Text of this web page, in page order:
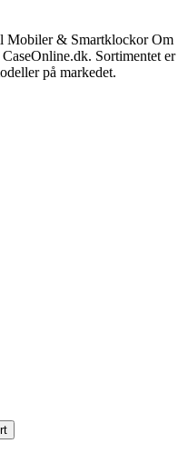
Mobiler & Smartklockor Om
Sortimentet er
på markedet.